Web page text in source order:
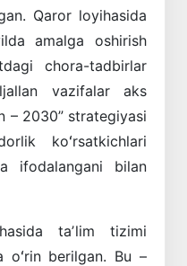
Qaror loyihasida
amalga oshirish
chora-tadbirlar
vazifalar aks
– 2030” strategiyasi
koʻrsatkichlari
ifodalangani bilan
taʼlim tizimi
oʻrin berilgan. Bu –